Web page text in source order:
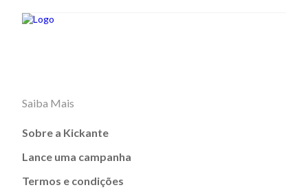
Saiba Mais
Sobre a Kickante
Lance uma campanha
Termos e condições